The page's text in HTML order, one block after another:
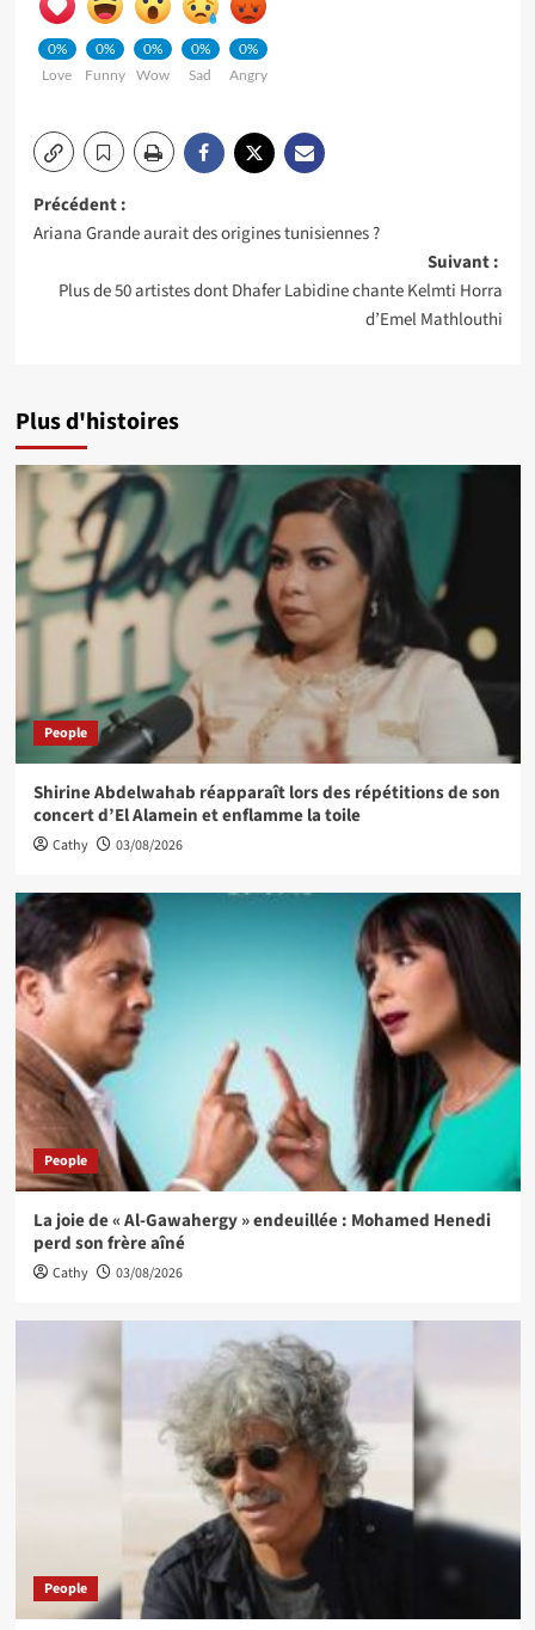
0%
Love
0%
Funny
0%
Wow
0%
Sad
0%
Angry
Navigation
Précédent :
Ariana Grande aurait des origines tunisiennes ?
Suivant :
Plus de 50 artistes dont Dhafer Labidine chante Kelmti Horra
d’Emel Mathlouthi
Plus d'histoires
People
Shirine Abdelwahab réapparaît lors des répétitions de son
concert d’El Alamein et enflamme la toile
Cathy 03/08/2026
People
La joie de « Al-Gawahergy » endeuillée : Mohamed Henedi
perd son frère aîné
Cathy 03/08/2026
People